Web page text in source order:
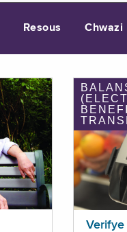
Resous Chwazi
Verifye